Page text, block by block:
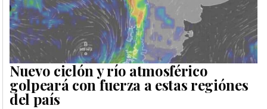
Nuevo ciclón y río atmosférico
golpeará con fuerza a estas regiónes
del país